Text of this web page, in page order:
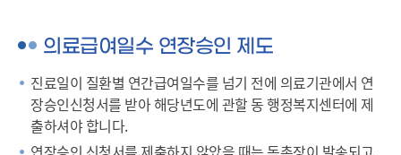
의료급여일수 연장승인 제도
진료일이 질환별 연간급여일수를 넘기 전에 의료기관에서 연
장승인신청서를 받아 해당년도에 관할 동 행정복지센터에 제
출하셔야 합니다.